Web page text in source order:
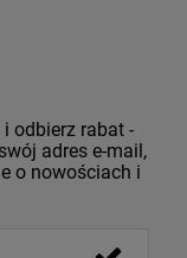
odbierz rabat -
adres e-mail,
o nowościach i